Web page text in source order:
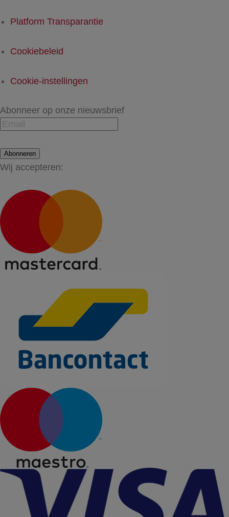
Platform Transparantie
Cookiebeleid
Cookie-instellingen
Abonneer op onze nieuwsbrief
Abonneren
Wij accepteren: